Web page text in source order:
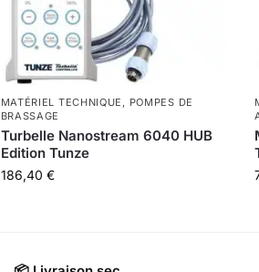
MATÉRIEL TECHNIQUE
POMPES DE
BRASSAGE
Turbelle Nanostream 6040 HUB
Edition Tunze
186,40 €